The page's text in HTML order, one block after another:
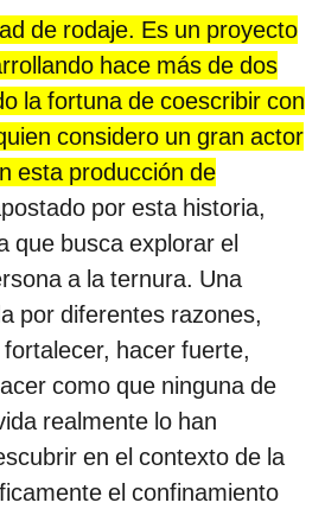
de rodaje. Es un proyecto
hace más de dos
la fortuna de coescribir con
considero un gran actor
esta producción de
por esta historia,
que busca explorar el
a la ternura. Una
por diferentes razones,
hacer fuerte,
como que ninguna de
realmente lo han
en el contexto de la
el confinamiento